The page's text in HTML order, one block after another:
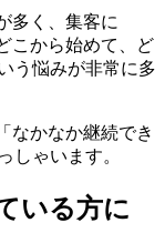
多く、集客に
こから始めて、ど
う悩みが非常に多
なかなか継続でき
しゃいます。
いる方に